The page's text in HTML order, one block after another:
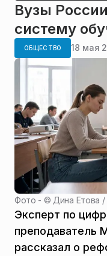
Вузы
систему
ОБЩЕСТВО 18 мая
Фото - © Дина Етова
Эксперт по
преподаватель
рассказал о